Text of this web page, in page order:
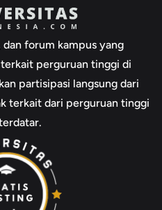
forum kampus yang
perguruan tinggi di
partisipasi langsung dari
terkait dari perguruan tinggi